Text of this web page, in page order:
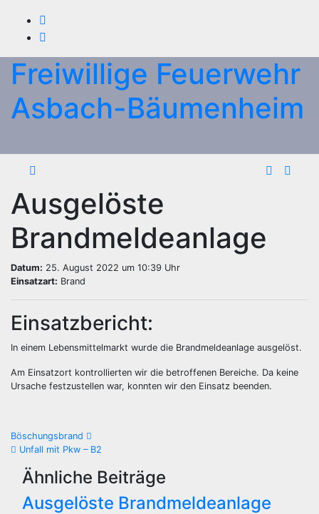
Inhalt
springen
Freiwillige Feuerwehr
Asbach-Bäumenheim
Ausgelöste
Brandmeldeanlage
Datum: 25. August 2022 um 10:39 Uhr
Einsatzart: Brand
Einsatzbericht:
In einem Lebensmittelmarkt wurde die Brandmeldeanlage ausgelöst.
Am Einsatzort kontrollierten wir die betroffenen Bereiche. Da keine
Ursache festzustellen war, konnten wir den Einsatz beenden.
Beitrags-
Navigation
Böschungsbrand
Unfall mit Pkw – B2
Ähnliche Beiträge
Ausgelöste Brandmeldeanlage